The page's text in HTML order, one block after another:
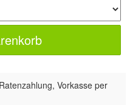
Vorkasse per